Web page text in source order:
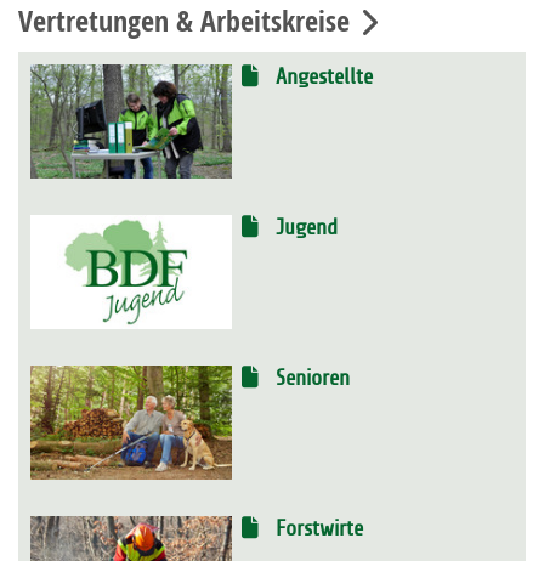
Vertretungen & Arbeitskreise
Angestellte
Jugend
Senioren
Forstwirte